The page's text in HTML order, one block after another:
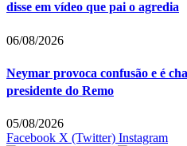
disse em vídeo que pai o agredia
06/08/2026
Neymar provoca confusão e é
presidente do Remo
05/08/2026
Facebook X (Twitter) Instagram